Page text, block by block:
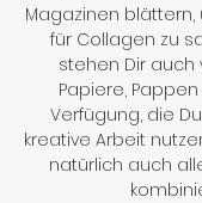
Magazinen blättern,
für Collagen zu
stehen Dir
Papiere,
Verfügung, die
kreative Arbeit
natürlich auch